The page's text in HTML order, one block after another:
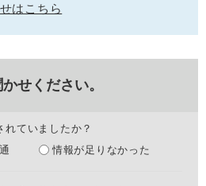
はこちら
せください。
れていましたか？
情報が足りなかった